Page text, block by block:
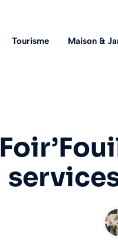
Tourisme Maison &